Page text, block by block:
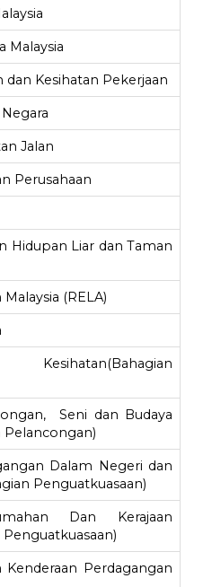
Malaysia
dan Kesihatan Pekerjaan
Jalan
Perusahaan
Hidupan Liar dan Taman
(RELA)
Seni dan Budaya
Pelancongan)
Dalam Negeri dan
Penguatkuasaan)
Dan Kerajaan
Perdagangan